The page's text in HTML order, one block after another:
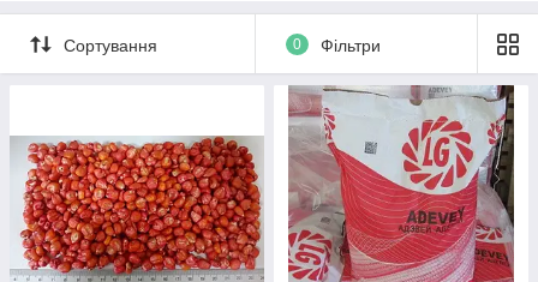
передовими технологіями і прагненням постійно
вдосконалювати старі й виводити нові сорти.
Сортування 0 Фільтри